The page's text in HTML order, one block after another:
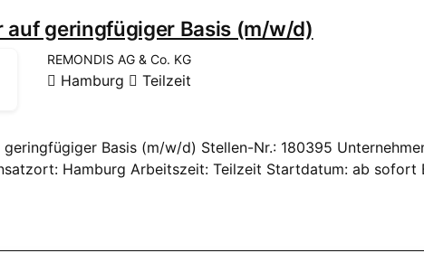
auf geringfügiger Basis (m/w/d)
REMONDIS AG & Co. KG
Hamburg Teilzeit
geringfügiger Basis (m/w/d) Stellen-Nr.: 180395
Hamburg Arbeitszeit: Teilzeit Startdatum: ab sofort